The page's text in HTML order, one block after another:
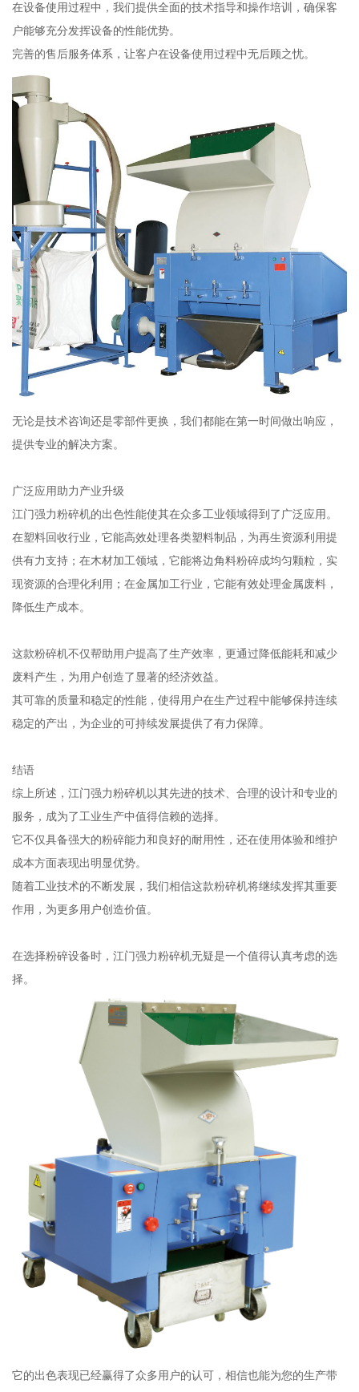
在设备使用过程中，我们提供全面的技术指导和操作培训，确保客
户能够充分发挥设备的性能优势。
完善的售后服务体系，让客户在设备使用过程中无后顾之忧。
无论是技术咨询还是零部件更换，我们都能在第一时间做出响应，
提供专业的解决方案。
广泛应用助力产业升级
江门强力粉碎机的出色性能使其在众多工业领域得到了广泛应用。
在塑料回收行业，它能高效处理各类塑料制品，为再生资源利用提
供有力支持；在木材加工领域，它能将边角料粉碎成均匀颗粒，实
现资源的合理化利用；在金属加工行业，它能有效处理金属废料，
降低生产成本。
这款粉碎机不仅帮助用户提高了生产效率，更通过降低能耗和减少
废料产生，为用户创造了显著的经济效益。
其可靠的质量和稳定的性能，使得用户在生产过程中能够保持连续
稳定的产出，为企业的可持续发展提供了有力保障。
结语
综上所述，江门强力粉碎机以其先进的技术、合理的设计和专业的
服务，成为了工业生产中值得信赖的选择。
它不仅具备强大的粉碎能力和良好的耐用性，还在使用体验和维护
成本方面表现出明显优势。
随着工业技术的不断发展，我们相信这款粉碎机将继续发挥其重要
作用，为更多用户创造价值。
在选择粉碎设备时，江门强力粉碎机无疑是一个值得认真考虑的选
择。
它的出色表现已经赢得了众多用户的认可，相信也能为您的生产带